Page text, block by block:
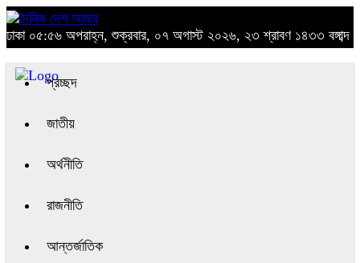
ঢাকা ০৫:৫৬ অপরাহ্ন, শুক্রবার, ০৭ অগাস্ট ২০২৬, ২৩ শ্রাবণ ১৪৩৩ বঙ্গাব্দ
প্রচ্ছদ
জাতীয়
অর্থনীতি
রাজনীতি
আন্তর্জাতিক